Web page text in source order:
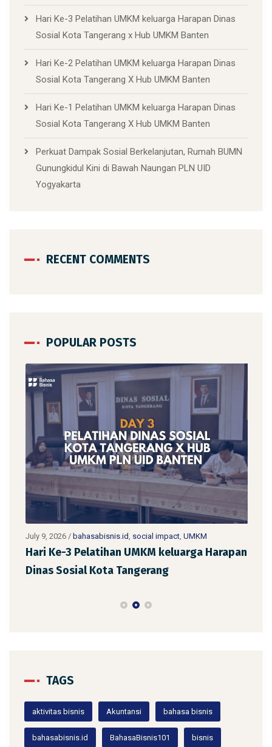
Hari Ke-3 Pelatihan UMKM keluarga Harapan Dinas
Sosial Kota Tangerang x Hub UMKM Banten
Hari Ke-2 Pelatihan UMKM keluarga Harapan Dinas
Sosial Kota Tangerang X Hub UMKM Banten
Hari Ke-1 Pelatihan UMKM keluarga Harapan Dinas
Sosial Kota Tangerang X Hub UMKM Banten
Perkuat Dampak Sosial Berkelanjutan, Rumah BUMN
Gunungkidul Kini di Bawah Naungan PLN UID
Yogyakarta
RECENT COMMENTS
POPULAR POSTS
July 9, 2026/ bahasabisnis.id social impact, UMKM
Hari Ke-3 Pelatihan UMKM keluarga Harapan
Dinas Sosial Kota Tangerang
TAGS
aktivitas bisnis Akuntansi bahasa bisnis
bahasabisnis.id BahasaBisnis101 bisnis